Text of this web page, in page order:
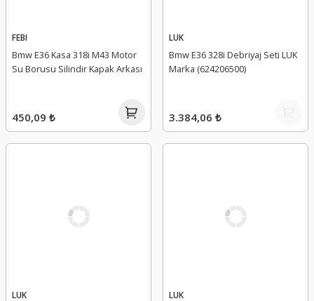
FEBI
Bmw E36 Kasa 318i M43 Motor
Su Borusu Silindir Kapak Arkası
450,09 ₺
LUK
Bmw E36 328i Debriyaj Seti LUK
Marka (624206500)
3.384,06 ₺
LUK LUK